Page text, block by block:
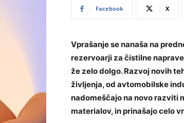
Facebook X
Vprašanje se nanaša na
rezervoarji za čistilne
že zelo dolgo. Razvoj novih
življenja, od avtomobilske
nadomeščajo na novo razviti
materialov, in prinašajo celo